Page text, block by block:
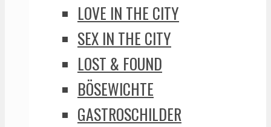
LOVE IN THE CITY
SEX IN THE CITY
LOST & FOUND
BÖSEWICHTE
GASTROSCHILDER